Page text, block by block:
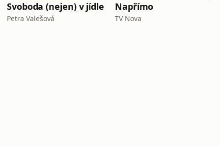
Svoboda (nejen) v jídle
Petra Valešová
Napřímo
TV Nova